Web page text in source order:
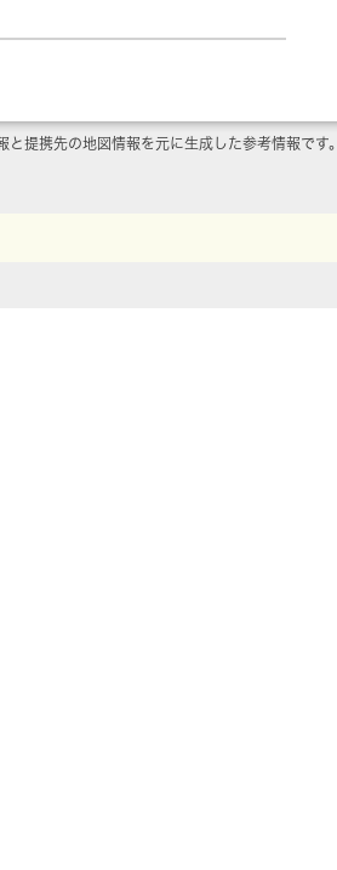
提携先の地図情報を元に生成した参考情報です。